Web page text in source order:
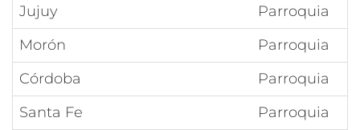
Jujuy
Parroquia
Morón
Parroquia
Córdoba
Parroquia
Santa Fe
Parroquia